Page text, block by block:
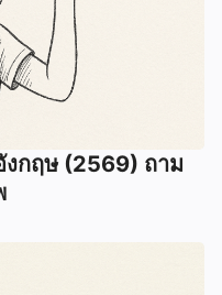
กฤษ (2569) ถาม